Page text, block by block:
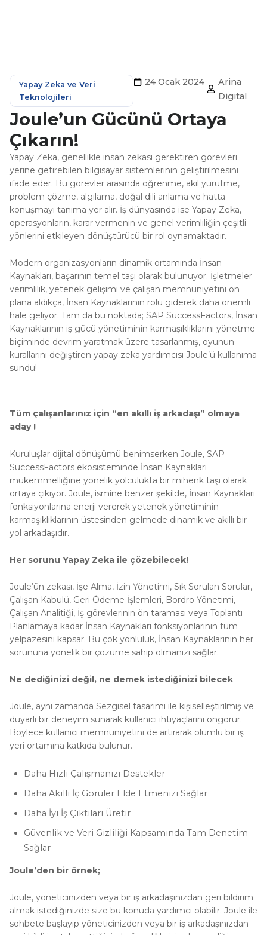
Yapay Zeka ve Veri
Teknolojileri
24 Ocak 2024
Arina
Digital
Joule’un Gücünü Ortaya
Çıkarın!
Yapay Zeka, genellikle insan zekası gerektiren görevleri
yerine getirebilen bilgisayar sistemlerinin geliştirilmesini
ifade eder. Bu görevler arasında öğrenme, akıl yürütme,
problem çözme, algılama, doğal dili anlama ve hatta
konuşmayı tanıma yer alır. İş dünyasında ise Yapay Zeka,
operasyonların, karar vermenin ve genel verimliliğin çeşitli
yönlerini etkileyen dönüştürücü bir rol oynamaktadır.
Modern organizasyonların dinamik ortamında İnsan
Kaynakları, başarının temel taşı olarak bulunuyor. İşletmeler
verimlilik, yetenek gelişimi ve çalışan memnuniyetini ön
plana aldıkça, İnsan Kaynaklarının rolü giderek daha önemli
hale geliyor. Tam da bu noktada; SAP SuccessFactors, İnsan
Kaynaklarının iş gücü yönetiminin karmaşıklıklarını yönetme
biçiminde devrim yaratmak üzere tasarlanmış, oyunun
kurallarını değiştiren yapay zeka yardımcısı Joule’ü kullanıma
sundu!
Tüm çalışanlarınız için “en akıllı iş arkadaşı” olmaya
aday !
Kuruluşlar dijital dönüşümü benimserken Joule, SAP
SuccessFactors ekosisteminde İnsan Kaynakları
mükemmelliğine yönelik yolculukta bir mihenk taşı olarak
ortaya çıkıyor. Joule, ismine benzer şekilde, İnsan Kaynakları
fonksiyonlarına enerji vererek yetenek yönetiminin
karmaşıklıklarının üstesinden gelmede dinamik ve akıllı bir
yol arkadaşıdır.
Her sorunu Yapay Zeka ile çözebilecek!
Joule’ün zekası, İşe Alma, İzin Yönetimi, Sık Sorulan Sorular,
Çalışan Kabulü, Geri Ödeme İşlemleri, Bordro Yönetimi,
Çalışan Analitiği, İş görevlerinin ön taraması veya Toplantı
Planlamaya kadar İnsan Kaynakları fonksiyonlarının tüm
yelpazesini kapsar. Bu çok yönlülük, İnsan Kaynaklarının her
sorununa yönelik bir çözüme sahip olmanızı sağlar.
Ne dediğinizi değil, ne demek istediğinizi bilecek
Joule, aynı zamanda Sezgisel tasarımı ile kişiselleştirilmiş ve
duyarlı bir deneyim sunarak kullanıcı ihtiyaçlarını öngörür.
Böylece kullanıcı memnuniyetini de artırarak olumlu bir iş
yeri ortamına katkıda bulunur.
Daha Hızlı Çalışmanızı Destekler
Daha Akıllı İç Görüler Elde Etmenizi Sağlar
Daha İyi İş Çıktıları Üretir
Güvenlik ve Veri Gizliliği Kapsamında Tam Denetim
Sağlar
Joule’den bir örnek;
Joule, yöneticinizden veya bir iş arkadaşınızdan geri bildirim
almak istediğinizde size bu konuda yardımcı olabilir. Joule ile
sohbete başlayıp yöneticinizden veya bir iş arkadaşınızdan